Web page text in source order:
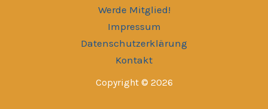
Werde Mitglied!
Impressum
Datenschutzerklärung
Kontakt
Copyright © 2026